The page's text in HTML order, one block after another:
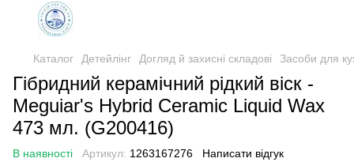
Каталог Детейлінг Догляд й захисні складові Засоби для
Гібридний керамічний рідкий віск -
Meguiar's Hybrid Ceramic Liquid Wax
473 мл. (G200416)
В наявності Артикул: 1263167276 Написати відгук